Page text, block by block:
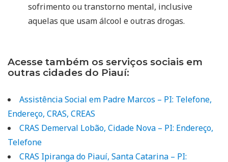
sofrimento ou transtorno mental, inclusive
aquelas que usam álcool e outras drogas.
Acesse também os serviços sociais em
outras cidades do Piauí:
Assistência Social em Padre Marcos – PI: Telefone,
Endereço, CRAS, CREAS
CRAS Demerval Lobão, Cidade Nova – PI: Endereço,
Telefone
CRAS Ipiranga do Piauí, Santa Catarina – PI: